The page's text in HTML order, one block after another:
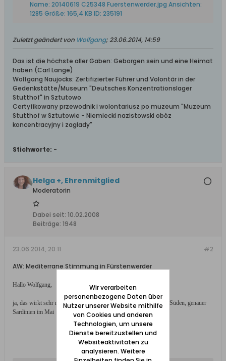
Zuletzt geändert von Wolfgang;23.06.2014, 14:59
Das ist die höchste aller Gaben: Geborgen sein und eine Heimat
haben (Carl Lange)
Wolfgang Naujocks: Zertifizierter Führer und Volontär in der
Gedenkstätte/Museum "Deutsches Konzentrationslager
Stutthof" in Sztutowo
Certyfikowany przewodnik i wolontariusz po muzeum "Muzeum
Stutthof w Sztutowie - Niemiecki nazistowski obóz
koncentracyjny i zagłady"
Stichworte: -
Helga +, Ehrenmitglied
Moderatorin
Dabei seit: 10.02.2008
Beiträge: 1948
#2
23.06.2014, 20:11
AW: Mediterrane Stimmung in Fürstenwerder
Hallo Wolfgang,
ja, das wirkt sehr mediterran. Zum Vergleich einige Foto aus dem Süden, genauer
Sardinien im Mai
Wir verarbeiten
personenbezogene Daten über
Nutzer unserer Website mithilfe
von Cookies und anderen
Technologien, um unsere
Dienste bereitzustellen und
Websiteaktivitäten zu
analysieren. Weitere